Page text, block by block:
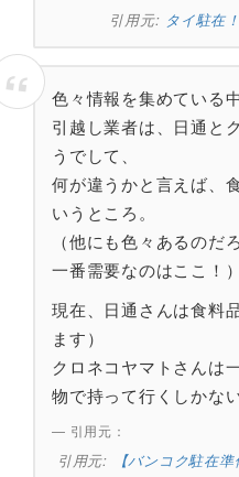
タイ駐在
色々情報を集めている中
引越し業者は、日通と
うでして、
何が違うかと言えば、
いうところ。
（他にも色々あるのだ
一番需要なのはここ！）
現在、日通さんは食料
ます）
クロネコヤマトさんは
物で持って行くしかない
引用元：
【バンコク駐在